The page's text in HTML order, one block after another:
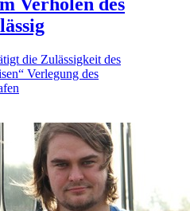
die Zulässigkeit des
Verlegung des